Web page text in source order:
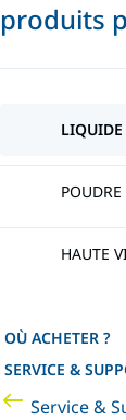
produits
LIQUIDE
POUDRE
HAUTE
OÙ ACHETER ?
SERVICE &
Service &